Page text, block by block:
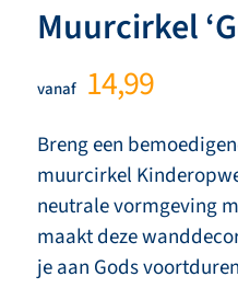
Muurcirkel
vanaf 14,99
Breng een
muurcirkel
neutrale vormgeving
maakt deze
je aan Gods